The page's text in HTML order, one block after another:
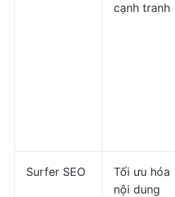
cạnh tranh
Surfer SEO
Tối ưu hóa
nội dung